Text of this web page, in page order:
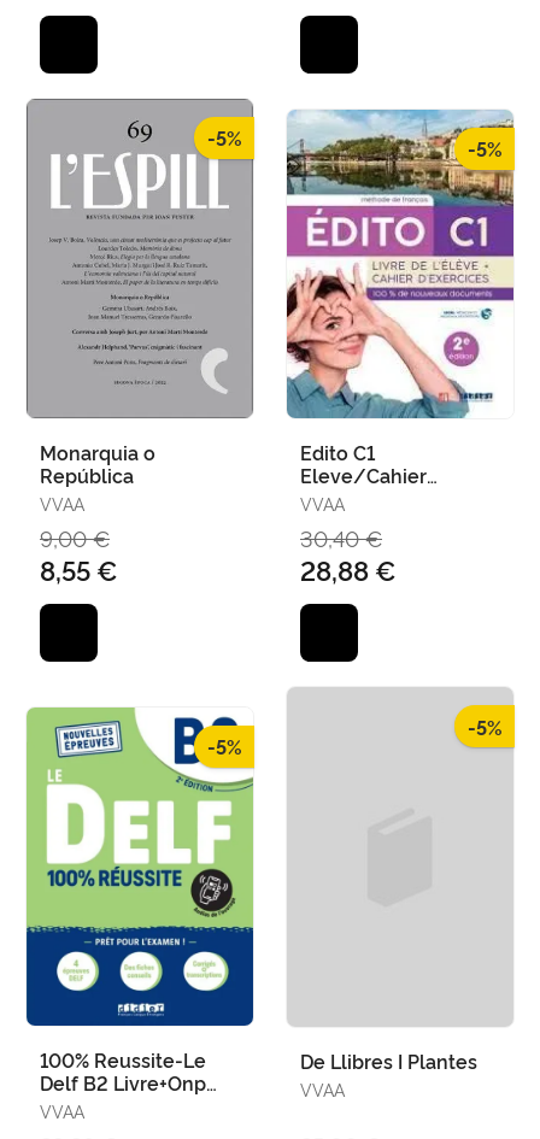
-5%
Monarquia o
República
VVAA
9,00 €
8,55 €
-5%
Edito C1
Eleve/Cahier
D'exercices Ed24
VVAA
30,40 €
28,88 €
-5%
100% Reussite-Le
Delf B2 Livre+Onp
Ed22
VVAA
-5%
De Llibres I Plantes
VVAA